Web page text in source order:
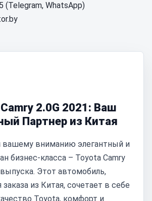
(Telegram, WhatsApp)
2.0G 2021: Ваш
Партнер из Китая
вашему вниманию элегантный и
бизнес-класса – Toyota Camry
выпуска. Этот автомобиль,
из Китая, сочетает в себе
Toyota, комфорт и